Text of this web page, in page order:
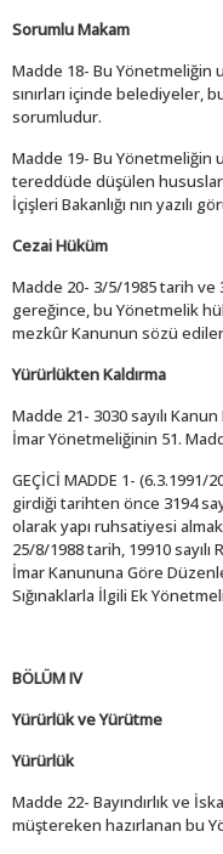
Sorumlu Makam
Madde 18- Bu Yönetmeliğin
sınırları içinde belediyeler,
sorumludur.
Madde 19- Bu Yönetmeliğin
tereddüde düşülen
İçişleri Bakanlığı nın yazılı
Cezai Hüküm
Madde 20- 3/5/1985 tarih ve
gereğince, bu Yönetmelik
mezkûr Kanunun sözü
Yürürlükten Kaldırma
Madde 21- 3030 sayılı
İmar Yönetmeliğinin 51.
GEÇİCİ MADDE 1-
girdiği tarihten önce 3194
olarak yapı ruhsatiyesi
25/8/1988 tarih, 19910 sayılı
İmar Kanununa Göre
Sığınaklarla İlgili Ek
BÖLÜM IV
Yürürlük ve Yürütme
Yürürlük
Madde 22- Bayındırlık ve
müştereken hazırlanan bu